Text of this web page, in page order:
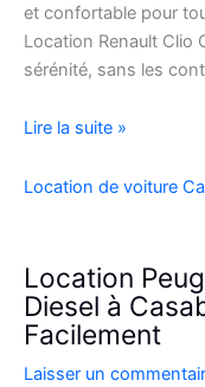
et confortable pour
Location Renault Clio
sérénité, sans les
Location
Voiture
5
à
Casablanca
Lire la suite »
Location de voiture
Location
Diesel à
Facilement
Laisser un